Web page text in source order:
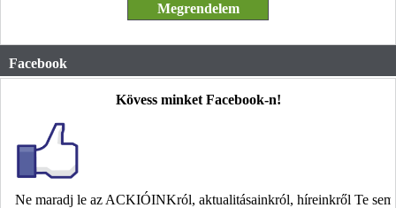
Facebook
Kövess minket Facebook-n!
Ne maradj le az ACKIÓINKról, aktualitásainkról, híreinkről Te